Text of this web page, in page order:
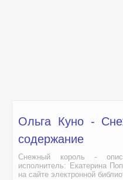
Ольга Куно -
содержание
Снежный король -
исполнитель: Екатерина
на сайте электронной